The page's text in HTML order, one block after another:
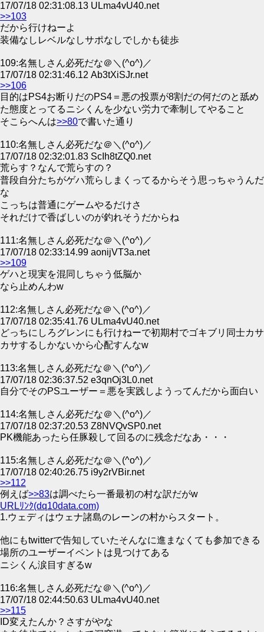
17/07/18 02:31:08.13 ULma4vU40.net
>>103
だから行けねーよ
装備なしレベルなしサポなしでしかも徒歩
109:名無しさん必死だな＠＼(^o^)／
17/07/18 02:31:46.12 Ab3tXiSJr.net
>>106
目的はPS4お断りだのPS4＝悪の投票が8割だの何だのと舐め
た態度とってるニシくんを少ない労力で牽制してやること
そこらへんは>>80で書いた通り
110:名無しさん必死だな＠＼(^o^)／
17/07/18 02:32:01.83 ScIh8tZQ0.net
荒らす？なんで荒らすの？
普段自分たちがゲハ荒らしまくってるからそう思っちゃうんだ
な
こっちは普通にゲームやるだけさ
それだけで香ばしいのが釣れそうだからね
111:名無しさん必死だな＠＼(^o^)／
17/07/18 02:33:14.99 aonijVT3a.net
>>109
ゲハと現実を混同しちゃう低脳か
なら止めんわw
112:名無しさん必死だな＠＼(^o^)／
17/07/18 02:35:41.76 ULma4vU40.net
どっちにしろグレンにも行けねーで初期村でゴキブリ同士カサ
カサするしかないから心配すんなw
113:名無しさん必死だな＠＼(^o^)／
17/07/18 02:36:37.52 e3qnOj3L0.net
自分でそのPSユーザー＝悪を実践しようってんだから面白い
114:名無しさん必死だな＠＼(^o^)／
17/07/18 02:37:20.53 Z8NVQvSP0.net
PK機能あったら任豚殺して回るのに残念だなあ・・・
115:名無しさん必死だな＠＼(^o^)／
17/07/18 02:40:26.75 i9y2rVBir.net
>>112
例えば>>83は調べたら一番最初の村な訳だがw
URLﾘﾝｸ(dq10data.com)
1.ウェディはウェナ諸島のレーンの村からスタート。
他にもtwitterで告知していたそんなに進まなくても参加できる
場所のユーザーイベントは見つけてある
ニシくん涙目すぎるw
116:名無しさん必死だな＠＼(^o^)／
17/07/18 02:44:50.63 ULma4vU40.net
>>115
ID変えたんか？さすがやな